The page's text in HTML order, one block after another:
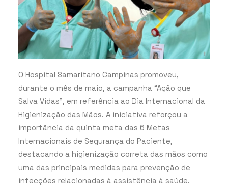
O Hospital Samaritano Campinas promoveu,
durante o mês de maio, a campanha “Ação que
Salva Vidas”, em referência ao Dia Internacional da
Higienização das Mãos. A iniciativa reforçou a
importância da quinta meta das 6 Metas
Internacionais de Segurança do Paciente,
destacando a higienização correta das mãos como
uma das principais medidas para prevenção de
infecções relacionadas à assistência à saúde.